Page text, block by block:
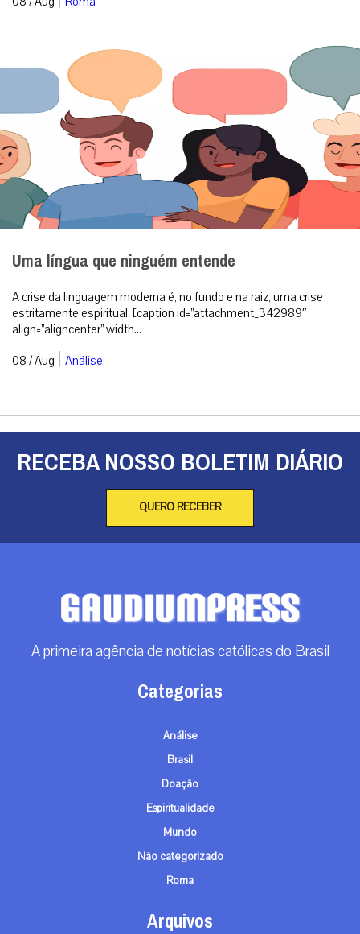
Uma língua que ninguém entende
A crise da linguagem moderna é, no fundo e na raiz, uma crise
estritamente espiritual. [caption id=”attachment_342989″
align=”aligncenter” width...
08 / Aug | Análise
RECEBA NOSSO BOLETIM DIÁRIO
QUERO RECEBER
A primeira agência de notícias católicas do Brasil
Categorias
Análise
Brasil
Doação
Espiritualidade
Mundo
Não categorizado
Roma
Arquivos